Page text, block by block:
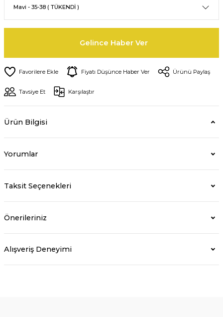
Gelince Haber Ver
Fiyatı Düşünce Haber Ver Ürünü Paylaş
Tavsiye Et Karşılaştır
Ürün Bilgisi
Yorumlar
Taksit Seçenekleri
Önerileriniz
Alışveriş Deneyimi